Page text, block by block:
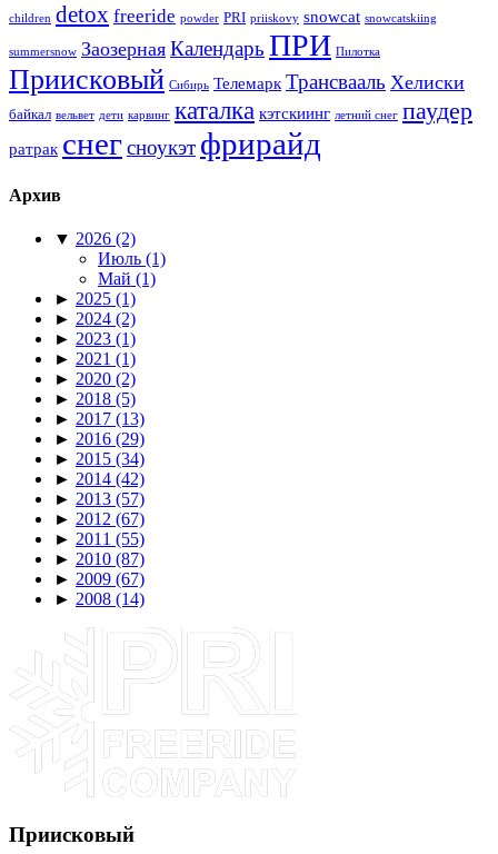
children detox freeride powder PRI priiskovy snowcat snowcatskiing
summersnow Заозерная Календарь ПРИ Пилотка
Приисковый Сибирь Телемарк Трансвааль Хелиски
байкал вельвет дети карвинг каталка кэтскиинг летний снег паудер
ратрак снегсноукэт фрирайд
Архив
▼ 2026 (2)
Июль (1)
Май (1)
► 2025 (1)
► 2024 (2)
► 2023 (1)
► 2021 (1)
► 2020 (2)
► 2018 (5)
► 2017 (13)
► 2016 (29)
► 2015 (34)
► 2014 (42)
► 2013 (57)
► 2012 (67)
► 2011 (55)
► 2010 (87)
► 2009 (67)
► 2008 (14)
Приисковый